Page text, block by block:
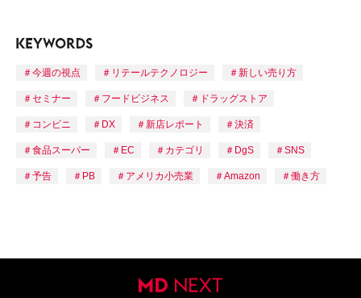
今週の視点 リテールテクノロジー 新しい売り方
セミナー フードビジネス ドラッグストア
コンビニ DX 新店レポート 決済
食品スーパー EC カテゴリ DgS SNS
予告 PB アメリカ小売業 Amazon 働き方